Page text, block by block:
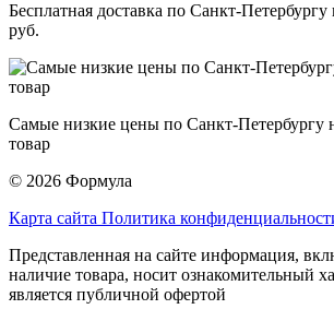
Бесплатная доставка по Санкт-Петербургу
руб.
Самые низкие цены по Санкт-Петербургу
товар
© 2026 Формула
Карта сайта Политика
Представленная на сайте информация,
наличие товара, носит ознакомительный
является публичной офертой